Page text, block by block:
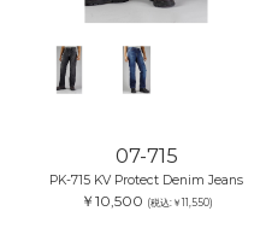
07-715
PK-715 KV Protect Denim Jeans
￥10,500 (税込:￥11,550)